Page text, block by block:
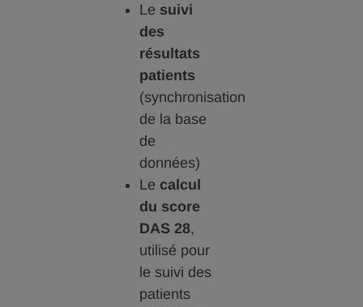
Le suivi
des
résultats
patients
(synchronisation
de la base
de
données)
Le calcul
du score
DAS 28,
utilisé pour
le suivi des
patients